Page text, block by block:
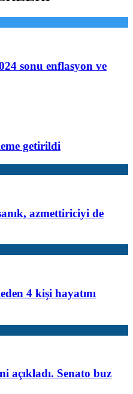
sonu enflasyon ve
getirildi
azmettiriciyi de
4 kişi hayatını
açıkladı. Senato buz